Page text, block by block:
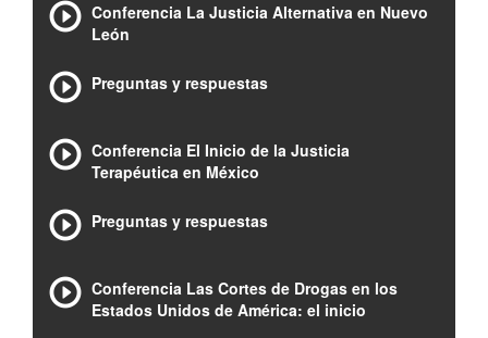
Conferencia La Justicia Alternativa en Nuevo
León
Preguntas y respuestas
Conferencia El Inicio de la Justicia
Terapéutica en México
Preguntas y respuestas
Conferencia Las Cortes de Drogas en los
Estados Unidos de América: el inicio